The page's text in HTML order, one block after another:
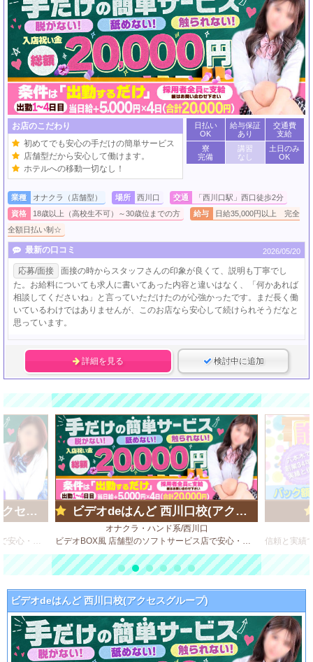
お店のこだわり
初めてでも安心の手だけの簡単サービス
店舗型だから安心して働けます。
ホテルへの移動一切なし！
日払い
OK
給与保証
あり
交通費
支給
寮
完備
講習
なし
土日のみ
OK
業種 オナクラ（店舗型） 場所 西川口 交通
「西川口駅」西口徒歩2分
資格
18歳以上（高校生不可）～30歳位までの方 給与
日給35,000円以上 完全
全額日払い制☆
最新の口コミ 2026/05/20
応募/面接
面接の時からスタッフさんの印象が良くて、説明も丁寧でし
た。お給料についても求人に書いてあった内容と違いはなく、「何かあれば
相談してくださいね」と言っていただけたのが心強かったです。まだ長く働
いているわけではありませんが、このお店なら安心して続けられそうだなと
思っています。
詳細を見る 検討中に追加
ープ)
ビデオBOX風 店舗型のソフトサービス店で安心・安全・高収入♪
ビデオdeはんど 西川口校(アクセスグループ)
オナクラ・ハンド系/西川口
ビデオBOX風 店舗型のソフトサービス店で安心・安全・高収入♪
ビデオdeはんど 西川口校(アクセスグループ)